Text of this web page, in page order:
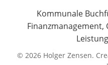
Kommunale
© 2026 Holger Zensen.